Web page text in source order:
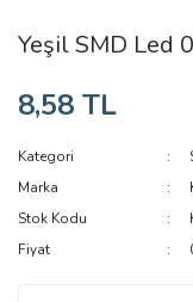
Yeşil SMD Led
8,58 TL
Kategori
Marka
Stok Kodu
Fiyat